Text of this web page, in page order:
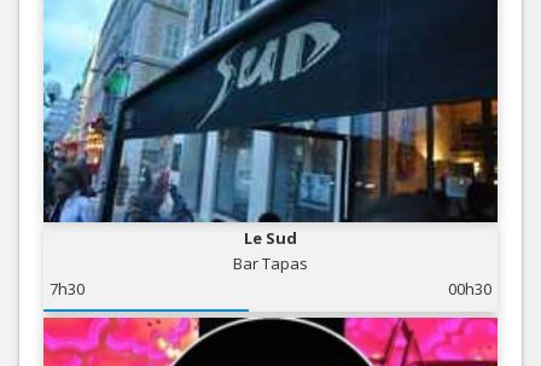
Le Sud
Bar Tapas
7h30
00h30